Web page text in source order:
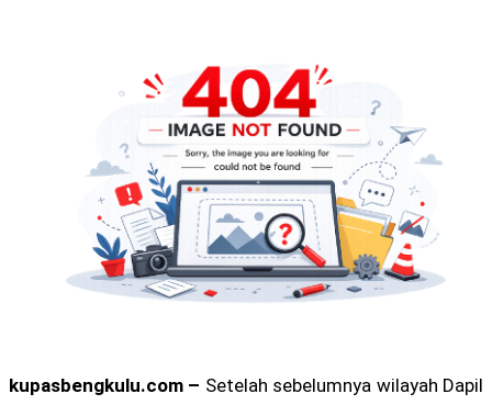
kupasbengkulu.com – Setelah sebelumnya wilayah Dapil